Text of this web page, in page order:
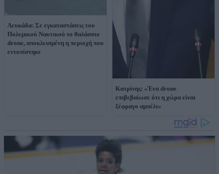
Λευκάδα: Σε εγκαταστάσεις του
Πολεμικού Ναυτικού το θαλάσσιο
drone, αποκλεισμένη η περιοχή που
εντοπίστηκε
Κατρίνης: «Ένα drone
επιβεβαίωσε ότι η χώρα είναι
ξέφραγο αμπέλι»